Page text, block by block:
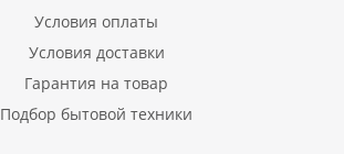
Условия оплаты
Условия доставки
Гарантия на товар
Подбор бытовой техники